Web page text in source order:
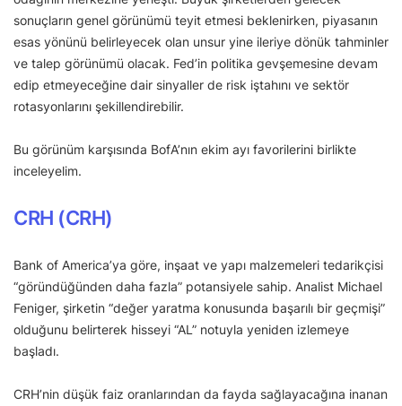
sonuçların genel görünümü teyit etmesi beklenirken, piyasanın
esas yönünü belirleyecek olan unsur yine ileriye dönük tahminler
ve talep görünümü olacak. Fed’in politika gevşemesine devam
edip etmeyeceğine dair sinyaller de risk iştahını ve sektör
rotasyonlarını şekillendirebilir.
Bu görünüm karşısında BofA’nın ekim ayı favorilerini birlikte
inceleyelim.
CRH (CRH)
Bank of America’ya göre, inşaat ve yapı malzemeleri tedarikçisi
“göründüğünden daha fazla” potansiyele sahip. Analist Michael
Feniger, şirketin “değer yaratma konusunda başarılı bir geçmişi”
olduğunu belirterek hisseyi “AL” notuyla yeniden izlemeye
başladı.
CRH’nin düşük faiz oranlarından da fayda sağlayacağına inanan